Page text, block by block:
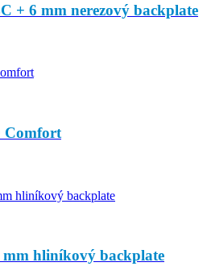
+ 6 mm nerezový backplate
Comfort
hliníkový backplate